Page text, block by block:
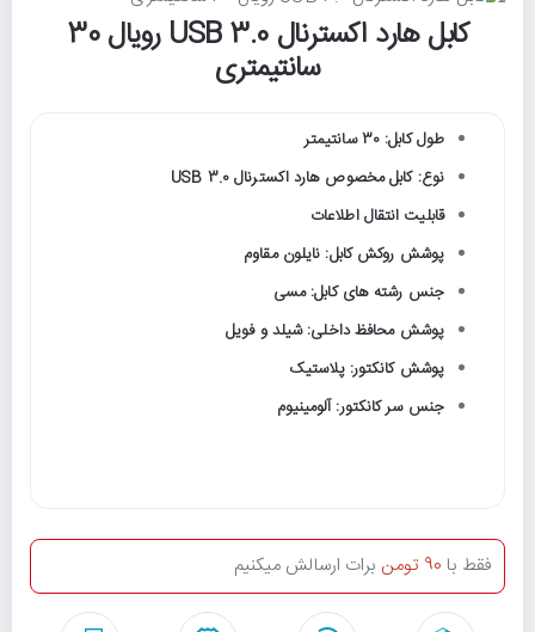
کابل هارد اکسترنال USB 3.0 رویال 30
سانتیمتری
طول کابل: 30 سانتیمتر
نوع: کابل مخصوص هارد اکسترنال USB 3.0
قابلیت انتقال اطلاعات
پوشش روکش کابل: نایلون مقاوم
جنس رشته های کابل: مسی
پوشش محافظ داخلی: شیلد و فویل
پوشش کانکتور: پلاستیک
جنس سر کانکتور: آلومینیوم
فقط با 90 تومن برات ارسالش میکنیم